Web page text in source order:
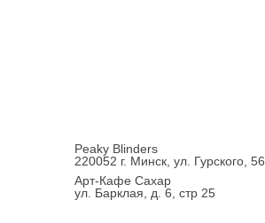
Peaky Blinders
220052 г. Минск, ул. Гурского, 56
Арт-Кафе Сахар
ул. Барклая, д. 6, стр 25